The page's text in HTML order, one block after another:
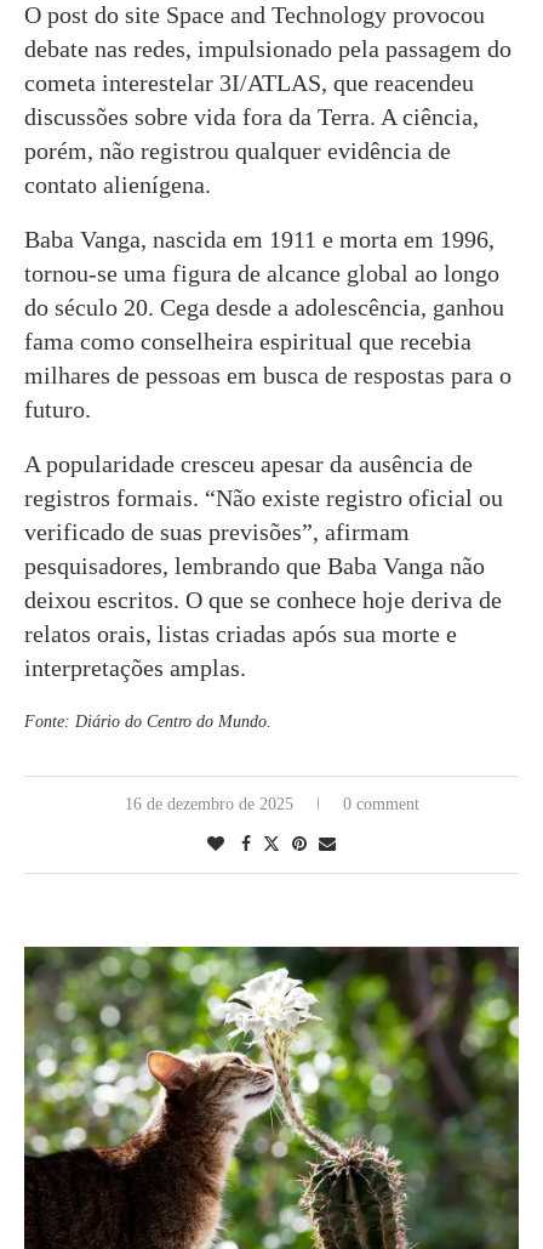
O post do site Space and Technology provocou
debate nas redes, impulsionado pela passagem do
cometa interestelar 3I/ATLAS, que reacendeu
discussões sobre vida fora da Terra. A ciência,
porém, não registrou qualquer evidência de
contato alienígena.
Baba Vanga, nascida em 1911 e morta em 1996,
tornou-se uma figura de alcance global ao longo
do século 20. Cega desde a adolescência, ganhou
fama como conselheira espiritual que recebia
milhares de pessoas em busca de respostas para o
futuro.
A popularidade cresceu apesar da ausência de
registros formais. “Não existe registro oficial ou
verificado de suas previsões”, afirmam
pesquisadores, lembrando que Baba Vanga não
deixou escritos. O que se conhece hoje deriva de
relatos orais, listas criadas após sua morte e
interpretações amplas.
Fonte: Diário do Centro do Mundo.
16 de dezembro de 2025 0 comment